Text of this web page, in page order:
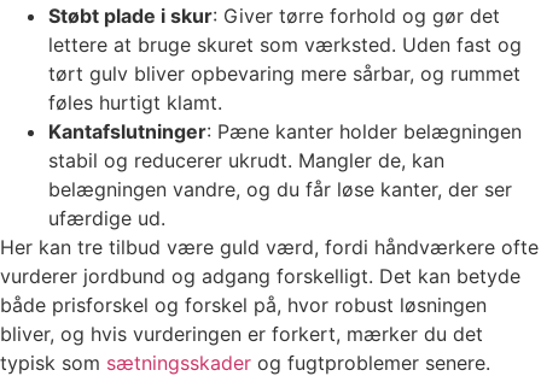
Støbt plade i skur: Giver tørre forhold og gør det
lettere at bruge skuret som værksted. Uden fast og
tørt gulv bliver opbevaring mere sårbar, og rummet
føles hurtigt klamt.
Kantafslutninger: Pæne kanter holder belægningen
stabil og reducerer ukrudt. Mangler de, kan
belægningen vandre, og du får løse kanter, der ser
ufærdige ud.
Her kan tre tilbud være guld værd, fordi håndværkere ofte
vurderer jordbund og adgang forskelligt. Det kan betyde
både prisforskel og forskel på, hvor robust løsningen
bliver, og hvis vurderingen er forkert, mærker du det
typisk som sætningsskader og fugtproblemer senere.